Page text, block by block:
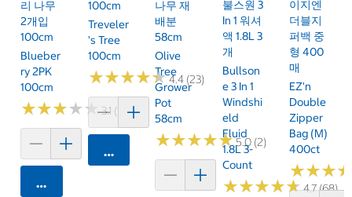
리 나무
2개입
100cm
Blueber
Ry 2PK
100cm
★★★★★
★★★★★3.1 (13)
카트에 담기
100cm
Treveler
's Tree
100cm
★★★★★
★★★★★4.4 (23)
카트에 담기
나무 재
배분
58cm
Olive
Tree
Grower
Pot
58cm
★★★★★
★★★★★5.0 (2)
불스원 3
In 1 워셔
액 1.8L 3
개
Bullson
E 3 In 1
Windshi
Eld
Fluid
1.8L 3-
Count
★★★★★
★★★★★4.7 (68)
이지엔
더블지
퍼백 중
형 400
매
EZ'n
Double
Zipper
Bag (M)
400ct
★★★
★★★